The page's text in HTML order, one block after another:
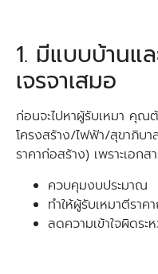
1. มีแบบบ้านแ
เจรจาเสมอ
ก่อนจะไปหาผู้รับเหมา คุ
โครงสร้าง/ไฟฟ้า/สุขาภิบ
ราคาก่อสร้าง) เพราะเอกส
ควบคุมงบประมาณ
ทำให้ผู้รับเหมาตีราค
ลดความเข้าใจผิดระ